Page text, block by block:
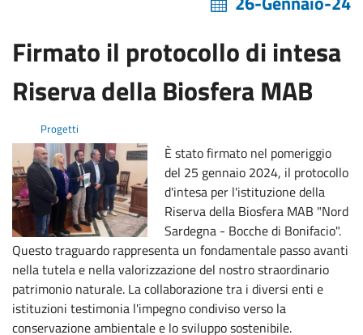
Firmato il protocollo di intesa
Riserva della Biosfera MAB
Progetti
È stato firmato nel pomeriggio
del 25 gennaio 2024, il protocollo
d'intesa per l'istituzione della
Riserva della Biosfera MAB "Nord
Sardegna - Bocche di Bonifacio".
Questo traguardo rappresenta un fondamentale passo avanti
nella tutela e nella valorizzazione del nostro straordinario
patrimonio naturale. La collaborazione tra i diversi enti e
istituzioni testimonia l'impegno condiviso verso la
conservazione ambientale e lo sviluppo sostenibile.